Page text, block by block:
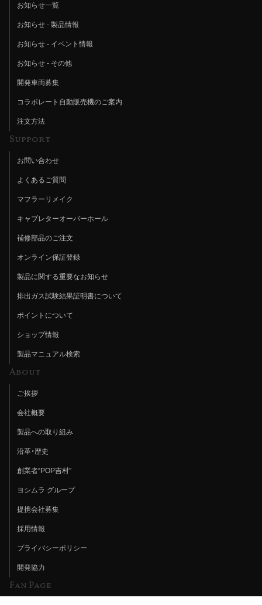
お知らせ一覧
お知らせ - 製品情報
お知らせ - イベント情報
お知らせ - その他
開発車両募集
コラボレート自動販売機のご案内
注文方法
Support
お問い合わせ
よくあるご質問
マフラーリメイク
キャブレターオーバーホール
補修部品のご注文
オンライン保証登録
製品に関する重要なお知らせ
排出ガス試験結果証明書について
ポイントについて
ショップ情報
製品マニュアル検索
About
ご挨拶
会社概要
製品への取り組み
沿革・歴史
創業者“POP吉村”
ヨシムラ グループ
提携会社募集
採用情報
プライバシーポリシー
開発協力
Fan Page